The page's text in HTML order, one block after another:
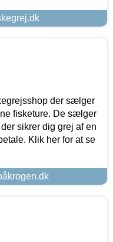
der sælger
fisketure. De sælger
sikrer dig grej af en
Klik her for at se